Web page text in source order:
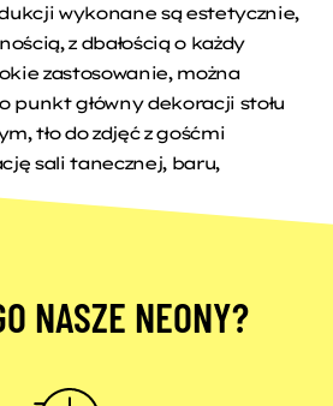
wykonane są estetycznie,
z dbałością o każdy
zastosowanie, można
punkt główny dekoracji stołu
tło do zdjęć z gośćmi
sali tanecznej, baru,
NASZE NEONY?